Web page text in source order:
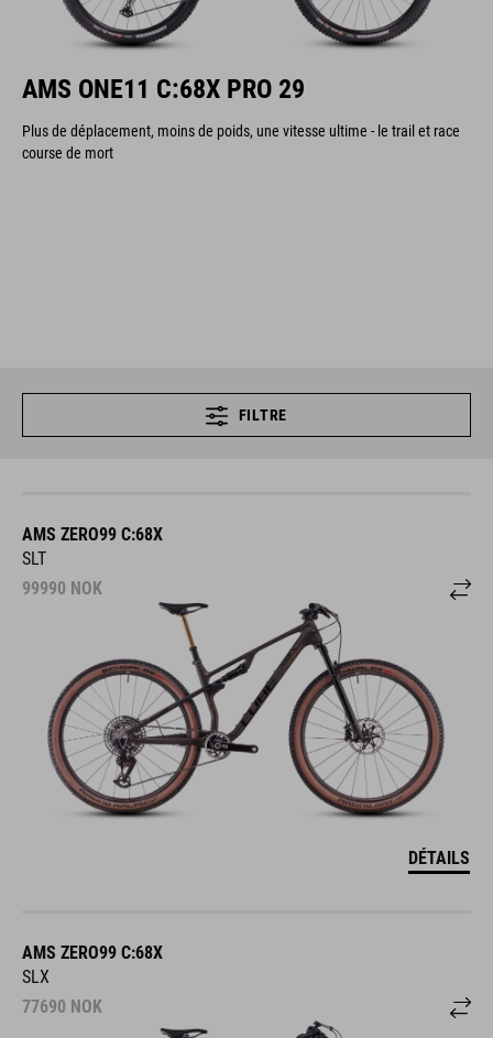
AMS ONE11 C:68X PRO 29
Plus de déplacement, moins de poids, une vitesse ultime - le trail et race
course de mort
FILTRE
AMS ZERO99 C:68X
SLT
99990 NOK
DÉTAILS
AMS ZERO99 C:68X
SLX
77690 NOK